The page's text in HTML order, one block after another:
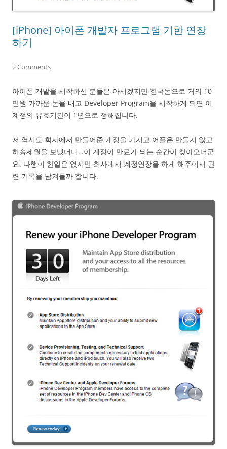
[iPhone] 아이폰 개발자 프로그램 기한 연장
하기
2 Comments
아이폰 개발을 시작하신 분들은 아시겠지만 한국돈으로 거의 10
만원 가까운 돈을 내고 Developer Program을 시작하게 되면 이
계정의 유효기간이 1년으로 정해집니다.
저 역시도 회사에서 만들어준 계정을 가지고 어플은 만들지 않고
허송세월을 보냈더니…이 계정이 만료가 되는 순간이 찾아오더군
요. 다행이 한일은 없지만 회사에서 계정연장을 하게 해주어서 관
련 기록을 남겨둘까 합니다.